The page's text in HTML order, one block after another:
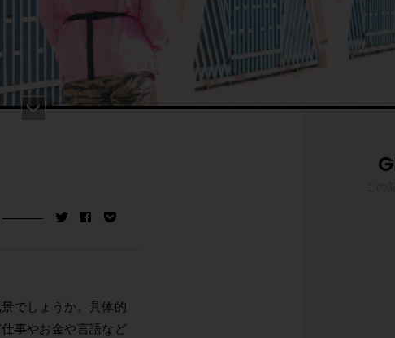
でしょうか。具体的
事やお金や言語など